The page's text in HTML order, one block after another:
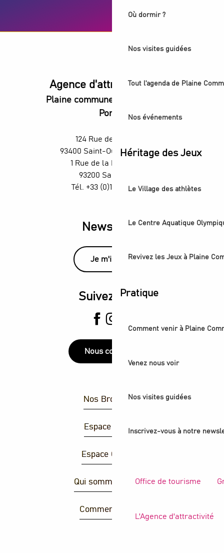
Où dormir ?
Nos visites guidées
Tout l'agenda de Plaine
Nos événements
Héritage des Jeux
Le Village des athlètes
Le Centre Aquatique
Revivez les Jeux à Plaine
Pratique
Comment venir à Plaine
Venez nous voir
Nos visites guidées
Inscrivez-vous à notre
Office de tourisme
L'Agence d'attractivité
Agence d'attractivité POP
Plaine commune vous Ouvre ses
Portes
124 Rue des Rosiers,
93400 Saint-Ouen-sur-Seine
1 Rue de la République,
93200 Saint-Denis
Tél. +33 (0)1 55 870 870
Newsletter
Je m'inscris
Suivez-nous
Nous contacter
Nos Brochures
Espace Presse
Espace Groupes
Qui sommes-nous ?
Comment venir ?